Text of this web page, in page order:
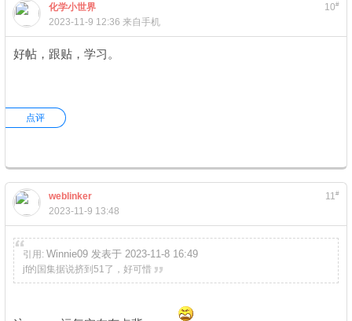
10#
化学小世界
2023-11-9 12:36 来自手机
好帖，跟贴，学习。
点评
11#
weblinker
2023-11-9 13:48
引用: Winnie09 发表于 2023-11-8 16:49
jf的国集据说挤到51了，好可惜